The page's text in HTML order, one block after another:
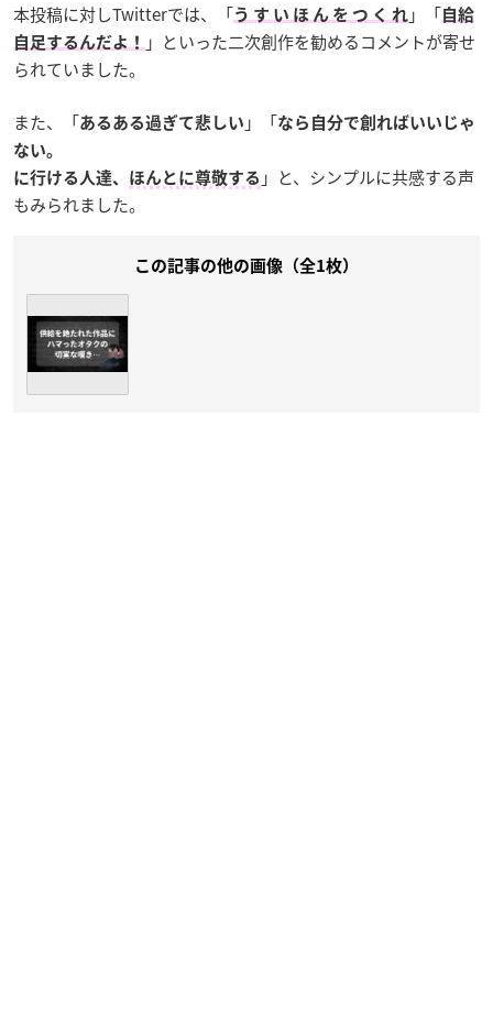
本投稿に対しTwitterでは、「う す い ほ ん を つ く れ 」「自給
自足するんだよ！
」といった二次創作を勧めるコメントが寄せ
られていました。
また、「あるある過ぎて悲しい 」「なら自分で創ればいいじゃ
ない。
に行ける人達、 ほんとに尊敬する 」と、シンプルに共感する声
もみられました。
この記事の他の画像（全1枚）